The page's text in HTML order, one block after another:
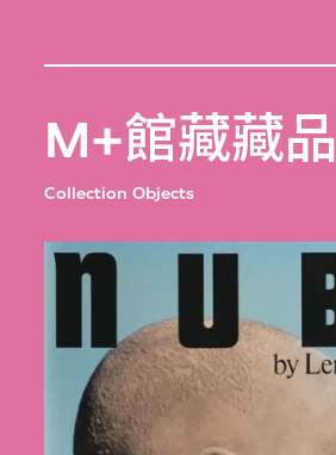
M+館藏藏品
Collection Objects